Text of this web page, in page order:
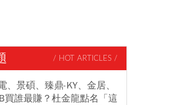
/ HOT ARTICLES /
、景碩、臻鼎-KY、金居、
買誰最賺？杜金龍點名「這